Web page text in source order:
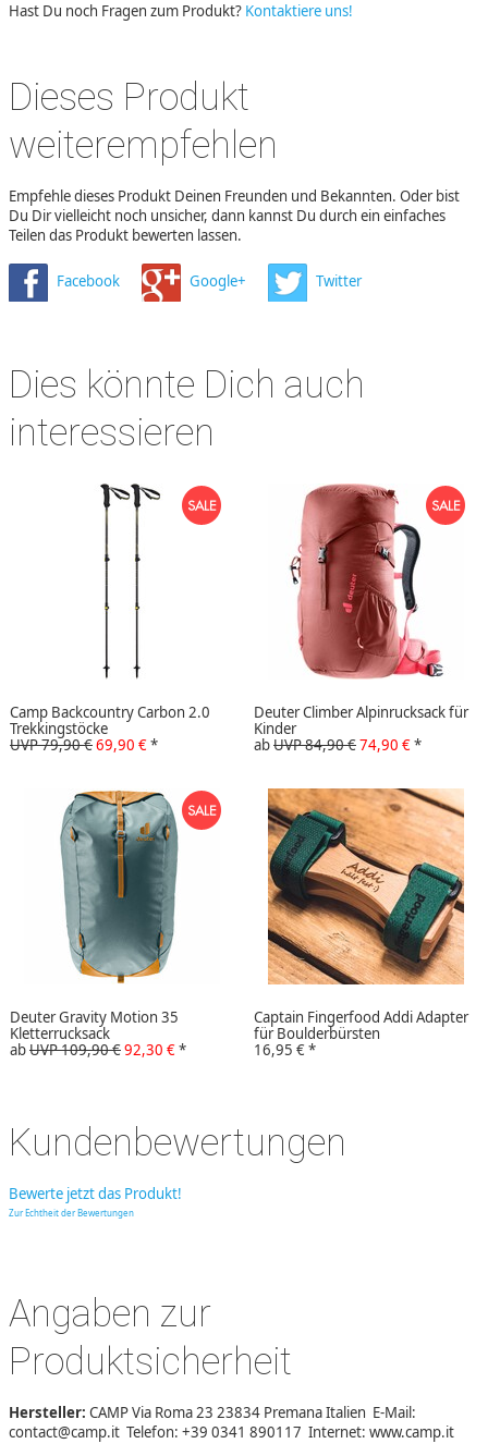
Hast Du noch Fragen zum Produkt? Kontaktiere uns!
Dieses Produkt
weiterempfehlen
Empfehle dieses Produkt Deinen Freunden und Bekannten. Oder bist
Du Dir vielleicht noch unsicher, dann kannst Du durch ein einfaches
Teilen das Produkt bewerten lassen.
Facebook Google+ Twitter
Dies könnte Dich auch
interessieren
Camp Backcountry Carbon 2.0
Trekkingstöcke
UVP 79,90 €69,90 €*
Deuter Climber Alpinrucksack für
Kinder
abUVP 84,90 €74,90 €*
Deuter Gravity Motion 35
Kletterrucksack
abUVP 109,90 €92,30 €*
Captain Fingerfood Addi Adapter
für Boulderbürsten
16,95 €*
Kundenbewertungen
Bewerte jetzt das Produkt!
Zur Echtheit der Bewertungen
Angaben zur
Produktsicherheit
Hersteller: CAMP Via Roma 23 23834 Premana Italien E-Mail:
contact@camp.it Telefon: +39 0341 890117 Internet: www.camp.it